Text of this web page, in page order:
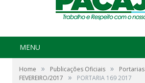
MENU
Home » Publicações Oficiais » Portarias
FEVEREIRO/2017
» PORTARIA 169 2017